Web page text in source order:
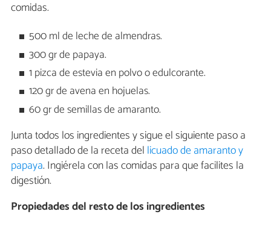
comidas.
500 ml de leche de almendras.
300 gr de papaya.
1 pizca de estevia en polvo o edulcorante.
120 gr de avena en hojuelas.
60 gr de semillas de amaranto.
Junta todos los ingredientes y sigue el siguiente paso a
paso detallado de la receta del licuado de amaranto y
papaya. Ingiérela con las comidas para que facilites la
digestión.
Propiedades del resto de los ingredientes